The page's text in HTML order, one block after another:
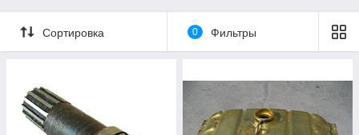
Сортировка 0 Фильтры